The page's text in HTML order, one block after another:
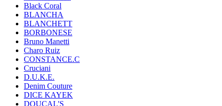
Black Coral
BLANCHA
BLANCHETT
BORBONESE
Bruno Manetti
Charo Ruiz
CONSTANCE.C
Cruciani
D.U.K.E.
Denim Couture
DICE KAYEK
DOUCAL'S